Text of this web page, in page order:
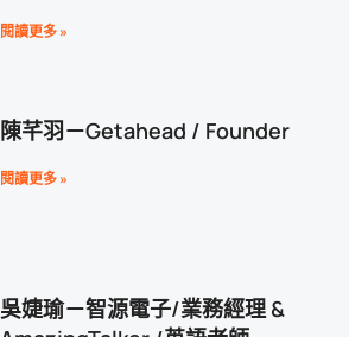
閱讀更多 »
陳芊羽－Getahead / Founder
閱讀更多 »
吳婕瑜－智源電子/業務經理 &